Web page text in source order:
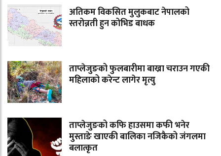
अतिकम विकसित मुलुकबाट नेपालको
स्तरोन्नती हुन कोभिड बाधक
ताप्लेजुङको फुलबारीमा बाख्रा चराउन गएकी
महिलाको करेन्ट लागेर मृत्यु
ताप्लेजुङको कफि हाउसमा कफी भनेर
मुस्ताङे खाएकी बालिका नजिकैको जंगलमा
बलात्कृत